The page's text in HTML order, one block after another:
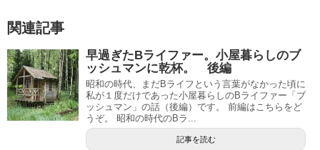
関連記事
早過ぎたBライファー。小屋暮らしのブ
ッシュマンに乾杯。 後編
昭和の時代、まだBライフという言葉がなかった頃に
私が１度だけであった小屋暮らしのBライファー「ブ
ッシュマン」の話（後編）です。 前編はこちらをど
うぞ。 昭和の時代のBラ...
記事を読む